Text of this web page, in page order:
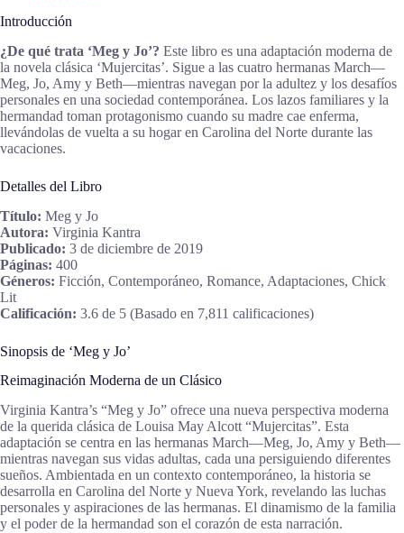
Introducción
¿De qué trata ‘Meg y Jo’? Este libro es una adaptación moderna de
la novela clásica ‘Mujercitas’. Sigue a las cuatro hermanas March—
Meg, Jo, Amy y Beth—mientras navegan por la adultez y los desafíos
personales en una sociedad contemporánea. Los lazos familiares y la
hermandad toman protagonismo cuando su madre cae enferma,
llevándolas de vuelta a su hogar en Carolina del Norte durante las
vacaciones.
Detalles del Libro
Título: Meg y Jo
Autora: Virginia Kantra
Publicado: 3 de diciembre de 2019
Páginas: 400
Géneros: Ficción, Contemporáneo, Romance, Adaptaciones, Chick
Lit
Calificación: 3.6 de 5 (Basado en 7,811 calificaciones)
Sinopsis de ‘Meg y Jo’
Reimaginación Moderna de un Clásico
Virginia Kantra’s “Meg y Jo” ofrece una nueva perspectiva moderna
de la querida clásica de Louisa May Alcott “Mujercitas”. Esta
adaptación se centra en las hermanas March—Meg, Jo, Amy y Beth—
mientras navegan sus vidas adultas, cada una persiguiendo diferentes
sueños. Ambientada en un contexto contemporáneo, la historia se
desarrolla en Carolina del Norte y Nueva York, revelando las luchas
personales y aspiraciones de las hermanas. El dinamismo de la familia
y el poder de la hermandad son el corazón de esta narración.